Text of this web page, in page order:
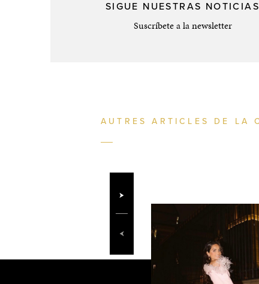
SIGUE NUESTRAS NOTICIAS
Suscríbete a la newsletter
AUTRES ARTICLES DE LA